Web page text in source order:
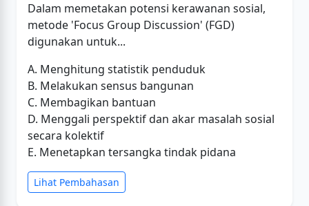
Dalam memetakan potensi kerawanan sosial,
metode 'Focus Group Discussion' (FGD)
digunakan untuk...
A. Menghitung statistik penduduk
B. Melakukan sensus bangunan
C. Membagikan bantuan
D. Menggali perspektif dan akar masalah sosial
secara kolektif
E. Menetapkan tersangka tindak pidana
Lihat Pembahasan